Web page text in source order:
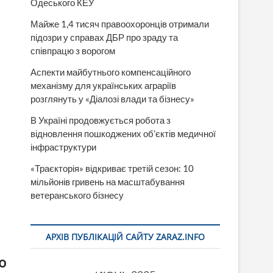
Одеського КЕУ
Майже 1,4 тисяч правоохоронців отримали
підозри у справах ДБР про зраду та
співпрацю з ворогом
Аспекти майбутнього компенсаційного
механізму для українських аграріїв
розглянуть у «Діалозі влади та бізнесу»
В Україні продовжується робота з
відновлення пошкоджених об’єктів медичної
інфраструктури
«Траєкторія» відкриває третій сезон: 10
мільйонів гривень на масштабування
ветеранського бізнесу
АРХІВ ПУБЛІКАЦІЙ САЙТУ ZARAZ.INFO